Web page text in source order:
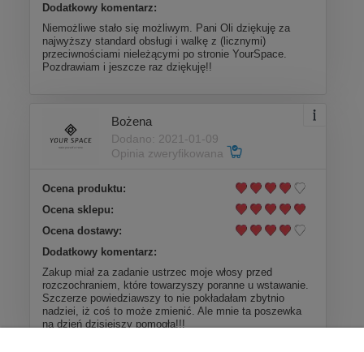
Dodatkowy komentarz:
Niemożliwe stało się możliwym. Pani Oli dziękuję za
najwyższy standard obsługi i walkę z (licznymi)
przeciwnościami nieleżącymi po stronie YourSpace.
Pozdrawiam i jeszcze raz dziękuję!!
Bożena
Dodano: 2021-01-09
Opinia zweryfikowana
Ocena produktu:
Ocena sklepu:
Ocena dostawy:
Dodatkowy komentarz:
Zakup miał za zadanie ustrzec moje włosy przed
rozczochraniem, które towarzyszy poranne u wstawanie.
Szczerze powiedziawszy to nie pokładałam zbytnio
nadziei, iż coś to może zmienić. Ale mnie ta poszewka
na dzień dzisiejszy pomogła!!!